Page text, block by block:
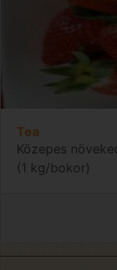
Tea
Közepes
(1 kg/bokor)